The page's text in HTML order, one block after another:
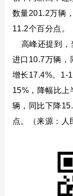
数量201.2万辆
11.2个百分点。
高峰还提到，
进口10.7万辆，
增长17.4%。1-
15%，降幅比
辆，同比下降
点。（来源：人
越分层控制方法
。但落地
液压储能子